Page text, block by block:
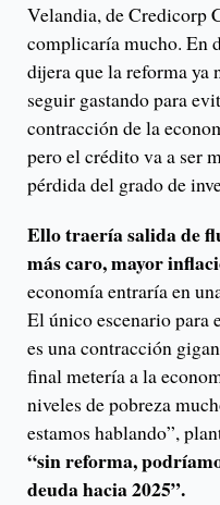
Velandia, de Credicorp
complicaría mucho. En
dijera que la reforma ya
seguir gastando para
contracción de la
pero el crédito va a ser
pérdida del grado de
Ello traería salida de
más caro, mayor
economía entraría en
El único escenario para
es una contracción
final metería a la
niveles de pobreza
estamos hablando”,
“sin reforma,
deuda hacia 2025”.